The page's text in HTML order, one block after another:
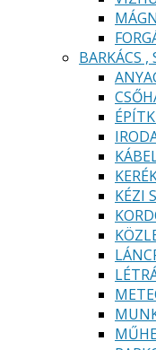
BARKÁCS ,
KÉZI